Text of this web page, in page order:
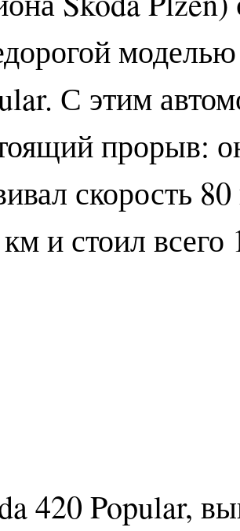
С этим
прорыв:
скорость
и стоил
420 Popular,